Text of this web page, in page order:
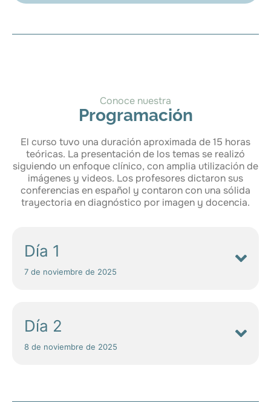
Conoce nuestra
Programación
El curso tuvo una duración aproximada de 15 horas
teóricas. La presentación de los temas se realizó
siguiendo un enfoque clínico, con amplia utilización de
imágenes y videos. Los profesores dictaron sus
conferencias en español y contaron con una sólida
trayectoria en diagnóstico por imagen y docencia.
Día 1
7 de noviembre de 2025
Día 2
8 de noviembre de 2025